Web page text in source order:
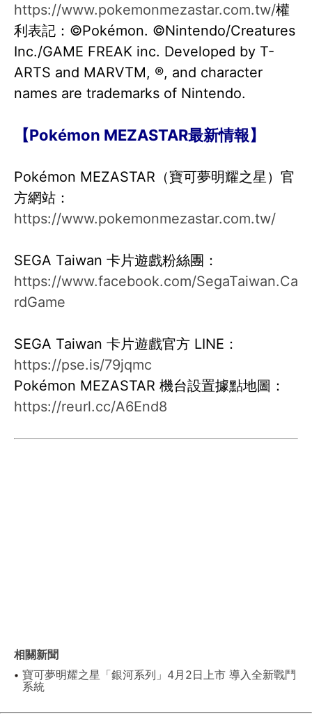
https://www.pokemonmezastar.com.tw/權
利表記：©Pokémon. ©Nintendo/Creatures
Inc./GAME FREAK inc. Developed by T-
ARTS and MARVTM, ®, and character
names are trademarks of Nintendo.
【Pokémon MEZASTAR最新情報】
Pokémon MEZASTAR（寶可夢明耀之星）官
方網站：
https://www.pokemonmezastar.com.tw/
SEGA Taiwan 卡片遊戲粉絲團：
https://www.facebook.com/SegaTaiwan.Ca
rdGame
SEGA Taiwan 卡片遊戲官方 LINE：
https://pse.is/79jqmc
Pokémon MEZASTAR 機台設置據點地圖：
https://reurl.cc/A6End8
相關新聞
寶可夢明耀之星「銀河系列」4月2日上市 導入全新戰鬥
系統